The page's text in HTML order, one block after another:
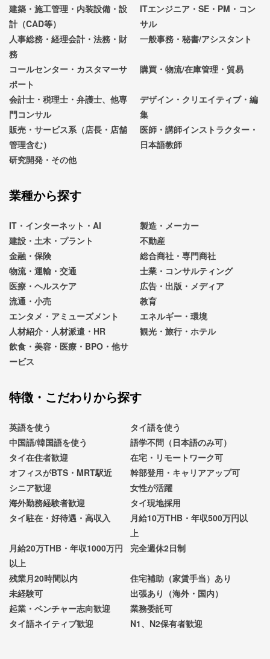
建築・施工管理・内装設備・設
計（CAD等）
ITエンジニア・SE・PM・コン
サル
人事総務・経理会計・法務・財
務
一般事務・秘書/アシスタント
コールセンター・カスタマーサ
ポート
購買・物流/在庫管理・貿易
会計士・税理士・弁護士、他専
門コンサル
デザイン・クリエイティブ・編
集
販売・サービス系（店長・店舗
管理含む）
医師・講師インストラクター・
日本語教師
研究開発・その他
業種から探す
IT・インターネット・AI
製造・メーカー
建設・土木・プラント
不動産
金融・保険
総合商社・専門商社
物流・運輸・交通
士業・コンサルティング
医療・ヘルスケア
広告・出版・メディア
流通・小売
教育
エンタメ・アミューズメント
エネルギー・環境
人材紹介・人材派遣・HR
観光・旅行・ホテル
飲食・美容・医療・BPO・他サ
ービス
特徴・こだわりから探す
英語を使う
タイ語を使う
中国語/韓国語を使う
語学不問（日本語のみ可）
タイ在住者歓迎
在宅・リモートワーク可
オフィスがBTS・MRT駅近
幹部登用・キャリアアップ可
シニア歓迎
女性が活躍
海外勤務経験者歓迎
タイ現地採用
タイ駐在・好待遇・高収入
月給10万THB・年収500万円以
上
月給20万THB・年収1000万円
以上
完全週休2日制
残業月20時間以内
住宅補助（家賃手当）あり
未経験可
出張あり（海外・国内）
起業・ベンチャー志向歓迎
業務委託可
タイ語ネイティブ歓迎
N1、N2保有者歓迎